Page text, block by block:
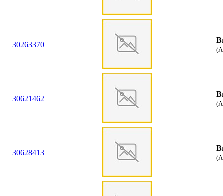
30263370
30621462
30628413